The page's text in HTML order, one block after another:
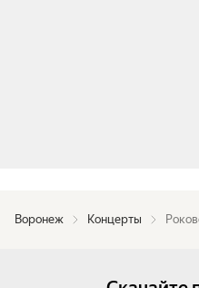
Воронеж Концерты